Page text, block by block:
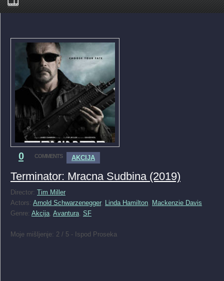
0 COMMENTS AKCIJA
Terminator: Mracna Sudbina (2019)
Director: Tim Miller
Actors: Arnold Schwarzenegger, Linda Hamilton, Mackenzie Davis
Genre: Akcija, Avantura, SF
Moje mišljenje: 2 / 5 - Ispod Proseka